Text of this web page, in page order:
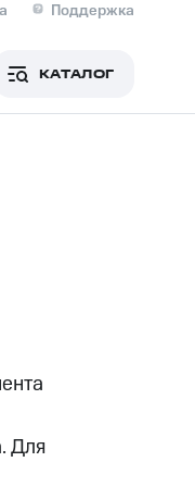
Поддержка
КАТАЛОГ
Для